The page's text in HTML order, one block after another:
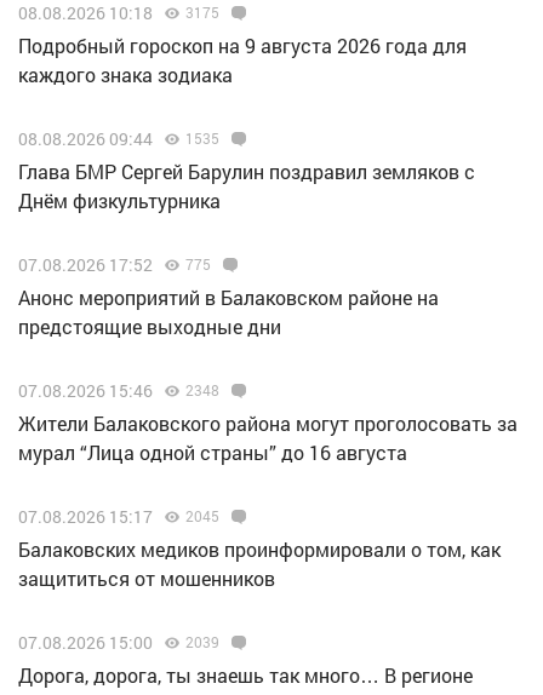
08.08.2026 10:18 3175
Подробный гороскоп на 9 августа 2026 года для
каждого знака зодиака
08.08.2026 09:44 1535
Глава БМР Сергей Барулин поздравил земляков с
Днём физкультурника
07.08.2026 17:52 775
Анонс мероприятий в Балаковском районе на
предстоящие выходные дни
07.08.2026 15:46 2348
Жители Балаковского района могут проголосовать за
мурал “Лица одной страны” до 16 августа
07.08.2026 15:17 2045
Балаковских медиков проинформировали о том, как
защититься от мошенников
07.08.2026 15:00 2039
Дорога, дорога, ты знаешь так много… В регионе